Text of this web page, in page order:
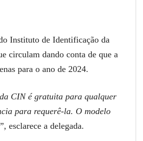
Instituto de Identificação da
circulam dando conta de que a
para o ano de 2024.
CIN é gratuita para qualquer
para requerê-la. O modelo
, esclarece a delegada.